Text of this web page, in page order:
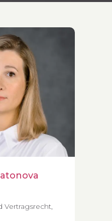
Vertragsrecht,